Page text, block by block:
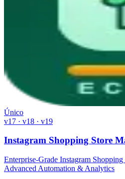
Único
v17 · v18 · v19
Instagram Shopping Store
Enterprise-Grade Instagram
Advanced Automation & Analytics